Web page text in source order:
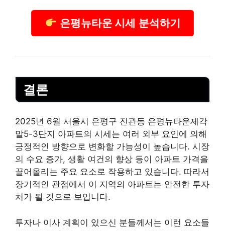
은평뉴타운 시세 분석하기
결론
2025년 6월 서울시 은평구 진관동 은평뉴타운제각
말5-3단지 아파트의 시세는 여러 외부 요인에 의해
긍정적인 방향으로 변화할 가능성이 높습니다. 시장
의 수요 증가, 생활 여건의 향상 등이 아파트 가격을
끌어올리는 주요 요소로 작용하고 있습니다. 따라서
장기적인 관점에서 이 지역의 아파트는 안전한 투자
처가 될 것으로 보입니다.
투자나 이사 계획이 있으신 분들께서는 이런 요소들